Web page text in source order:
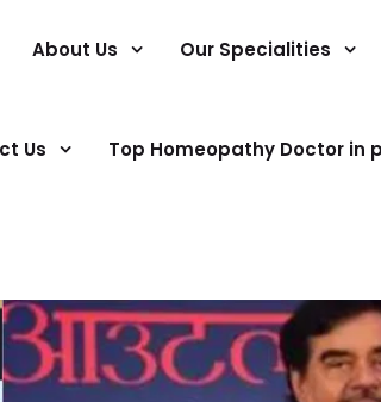
About Us Our Specialities
Us Top Homeopathy Doctor in